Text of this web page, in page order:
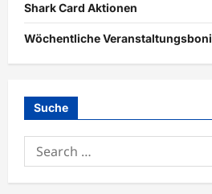
Shark Card Aktionen
Wöchentliche Veranstaltungsboni
Suche
Search
for: